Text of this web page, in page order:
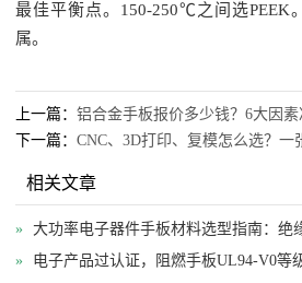
最佳平衡点。150-250℃之间选PEEK
属。
上一篇： 铝合金手板报价多少钱？6大因
下一篇： CNC、3D打印、复模怎么选？一
相关文章
» 大功率电子器件手板材料选型指南：绝
»
电子产品过认证，阻燃手板UL94-V0等